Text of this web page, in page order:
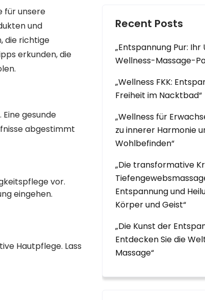
für unsere
und
die richtige
erkunden, die
gesunde
abgestimmt
vor.
eingehen.
Hautpflege. Lass
Recent Posts
„Entspannung Pur:
Wellness-Massage-
„Wellness FKK:
Freiheit im Nacktbad“
„Wellness für
zu innerer Harmonie
Wohlbefinden“
„Die transformative
Entspannung und
Körper und Geist“
„Die Kunst der
Entdecken Sie die
Massage“